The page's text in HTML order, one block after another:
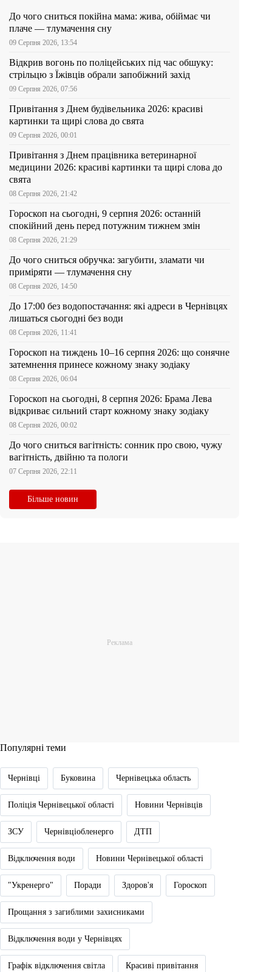
До чого сниться покійна мама: жива, обіймає чи
плаче — тлумачення сну
09 Серпня 2026, 13:54
Відкрив вогонь по поліцейських під час обшуку:
стрільцю з Їжівців обрали запобіжний захід
09 Серпня 2026, 07:56
Привітання з Днем будівельника 2026: красиві
картинки та щирі слова до свята
09 Серпня 2026, 00:01
Привітання з Днем працівника ветеринарної
медицини 2026: красиві картинки та щирі слова до
свята
08 Серпня 2026, 21:42
Гороскоп на сьогодні, 9 серпня 2026: останній
спокійний день перед потужним тижнем змін
08 Серпня 2026, 21:29
До чого сниться обручка: загубити, зламати чи
приміряти — тлумачення сну
08 Серпня 2026, 14:50
До 17:00 без водопостачання: які адреси в Чернівцях
лишаться сьогодні без води
08 Серпня 2026, 11:41
Гороскоп на тиждень 10–16 серпня 2026: що сонячне
затемнення принесе кожному знаку зодіаку
08 Серпня 2026, 06:04
Гороскоп на сьогодні, 8 серпня 2026: Брама Лева
відкриває сильний старт кожному знаку зодіаку
08 Серпня 2026, 00:02
До чого сниться вагітність: сонник про свою, чужу
вагітність, двійню та пологи
07 Серпня 2026, 22:11
Більше новин
Популярні теми
Чернівці Буковина Чернівецька область
Поліція Чернівецької області Новини Чернівців
ЗСУ Чернівціобленерго ДТП
Відключення води Новини Чернівецької області
"Укренерго" Поради Здоров'я Гороскоп
Прощання з загиблими захисниками
Відключення води у Чернівцях
Графік відключення світла Красиві привітання